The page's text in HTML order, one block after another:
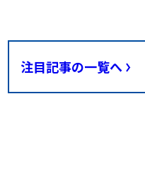
注目記事の一覧へ